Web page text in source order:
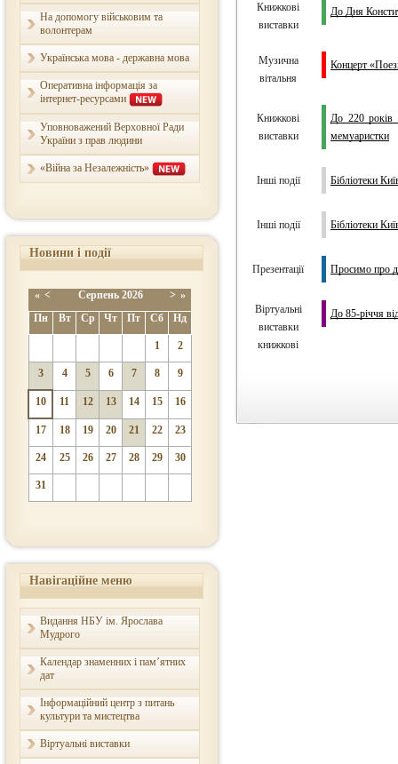
На допомогу військовим та
волонтерам
Українська мова - державна мова
Оперативна інформація за
інтернет-ресурсами
Уповноважений Верховної Ради
України з прав людини
«Війна за Незалежність»
Новини і події
« < Серпень2026 > »
Пн
Вт Ср Чт Пт Сб Нд
1 2
3 4 5 6 7 8 9
10 11 12 13 14 15 16
17 18 19 20 21 22 23
24 25 26 27 28 29 30
31
Навігаційне меню
Видання НБУ ім. Ярослава
Мудрого
Календар знаменних і пам’ятних
дат
Інформаційний центр з питань
культури та мистецтва
Віртуальні виставки
Книжкові
виставки
До Дня
Музична
вітальня
Концерт
Книжкові
виставки
До 220 років
мемуаристки
Інші події Бібліотеки
Інші події Бібліотеки
Презентації Просимо про
Віртуальні
виставки
книжкові
До 85-річчя